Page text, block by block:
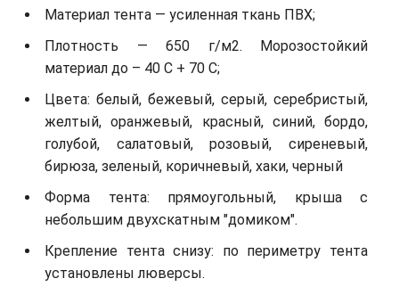
Материал тента — усиленная ткань ПВХ;
Плотность — 650 г/м2. Морозостойкий
материал до – 40 С + 70 С;
Цвета: белый, бежевый, серый, серебристый,
желтый, оранжевый, красный, синий, бордо,
голубой, салатовый, розовый, сиреневый,
бирюза, зеленый, коричневый, хаки, черный
Форма тента: прямоугольный, крыша с
небольшим двухскатным "домиком".
Крепление тента снизу: по периметру тента
установлены люверсы.